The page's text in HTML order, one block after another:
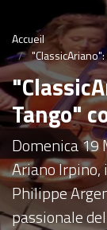
Accueil
Tango"
Domenica 19
Ariano Irpino,
Philippe
passionale